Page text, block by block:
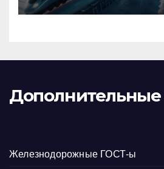
Дополнительные
Железнодорожные ГОСТ-ы